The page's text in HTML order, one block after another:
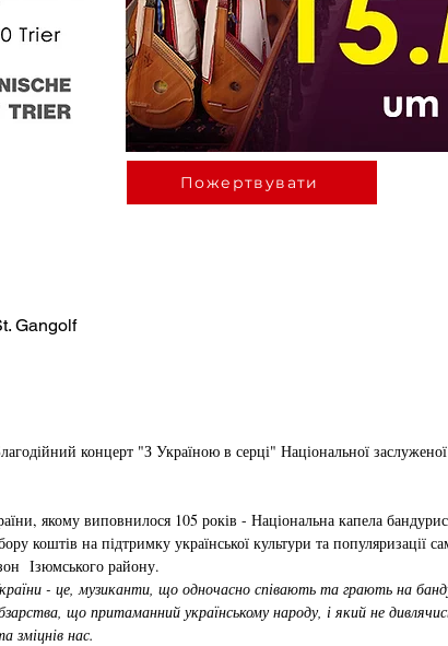
Пожертвувати
Gangolf
концерт "З Україною в серці" Національної заслуженої
якому виповнилося 105 років - Національна капела
коштів на підтримку української культури та популяризації
Ізюмського району.
- це, музиканти, що одночасно співають та грають на
що притаманний українському народу, і який не
зміцнів нас.